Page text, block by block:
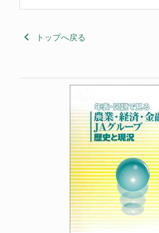
keyboard_arrow_left トップへ戻る